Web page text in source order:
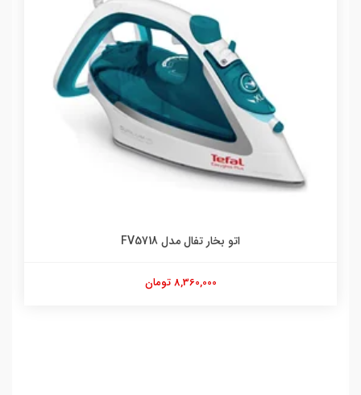
اتو بخار تفال مدل FV5718
8,360,000 تومان